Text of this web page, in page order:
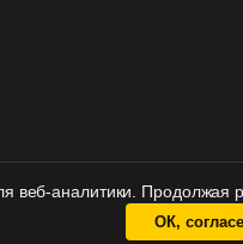
аналитики. Продолжая
ОК,